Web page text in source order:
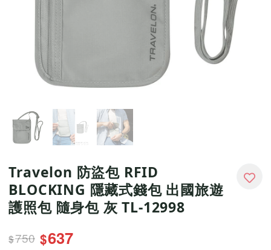
Travelon 防盜包 RFID
BLOCKING 隱藏式錢包 出國旅遊
護照包 隨身包 灰 TL-12998
$750 $637